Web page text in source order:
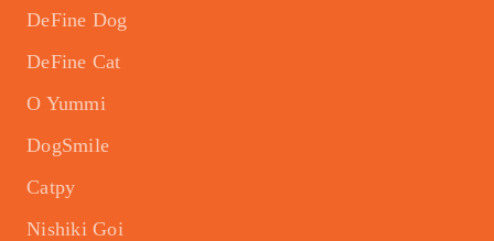
DeFine Dog
DeFine Cat
O Yummi
DogSmile
Catpy
Nishiki Goi